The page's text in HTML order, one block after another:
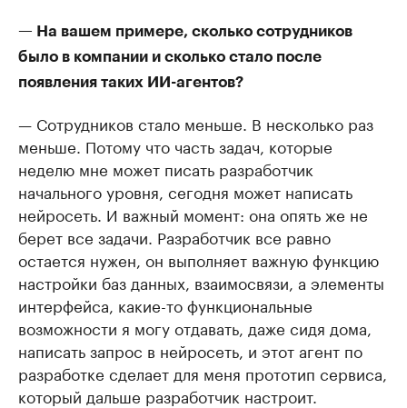
— На вашем примере, сколько сотрудников
было в компании и сколько стало после
появления таких ИИ-агентов?
— Сотрудников стало меньше. В несколько раз
меньше. Потому что часть задач, которые
неделю мне может писать разработчик
начального уровня, сегодня может написать
нейросеть. И важный момент: она опять же не
берет все задачи. Разработчик все равно
остается нужен, он выполняет важную функцию
настройки баз данных, взаимосвязи, а элементы
интерфейса, какие-то функциональные
возможности я могу отдавать, даже сидя дома,
написать запрос в нейросеть, и этот агент по
разработке сделает для меня прототип сервиса,
который дальше разработчик настроит.